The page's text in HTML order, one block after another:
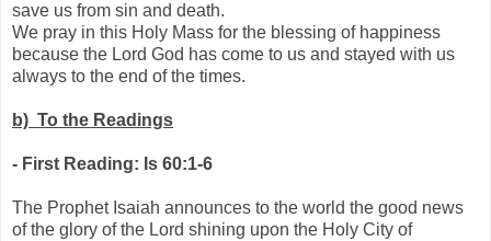
save us from sin and death.
We pray in this Holy Mass for the blessing of happiness
because the Lord God has come to us and stayed with us
always to the end of the times.
b) To the Readings
- First Reading: Is 60:1-6
The Prophet Isaiah announces to the world the good news
of the glory of the Lord shining upon the Holy City of